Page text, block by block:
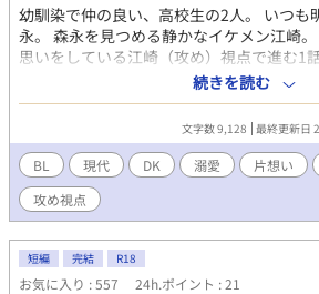
幼馴染で仲の良い、高校生の2人。 いつも
永。 森永を見つめる静かなイケメン江崎
思いをしている江崎（攻め）視点で進む1
とめて行きます。 甘酸っぱいアオハル、
っちは連載の最後の最後まで出てこない
気まぐれに連載しますのでお好きな方お
続きを読む
文字数 9,128 最終更新日
BL 現代 DK 溺愛 片想い
攻め視点
短編 完結 R18
お気に入り : 557 24h.ポイント : 21